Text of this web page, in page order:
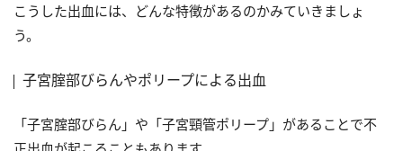
こうした出血には、どんな特徴があるのかみていきましょ
う。
子宮腟部びらんやポリープによる出血
「子宮腟部びらん」や「子宮頸管ポリープ」があることで不